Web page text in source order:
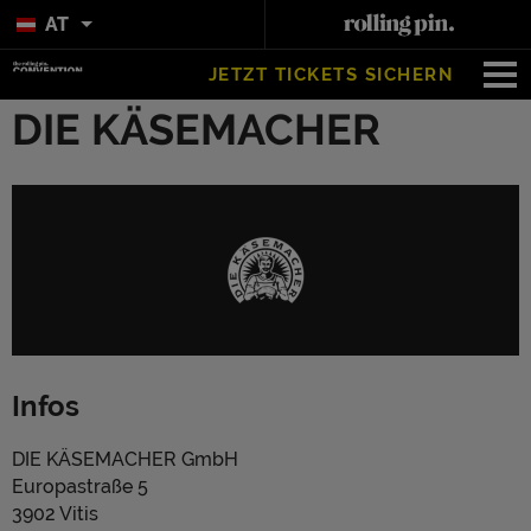
AT
JETZT TICKETS SICHERN
DIE KÄSEMACHER
Infos
DIE KÄSEMACHER GmbH
Europastraße 5
3902 Vitis